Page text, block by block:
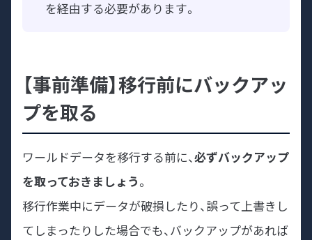
を経由する必要があります。
【事前準備】移行前にバックアッ
プを取る
ワールドデータを移行する前に、必ずバックアップ
を取っておきましょう。
移行作業中にデータが破損したり、誤って上書きし
てしまったりした場合でも、バックアップがあれば